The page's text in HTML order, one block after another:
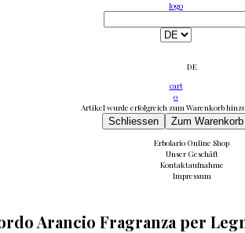
logo
DE
cart
0
Artikel wurde erfolgreich zum Warenkorb
Schliessen Zum Warenkorb
Erbolario Online Shop
Unser Geschäft
Kontaktaufnahme
Impressum
Arancio Fragranza per